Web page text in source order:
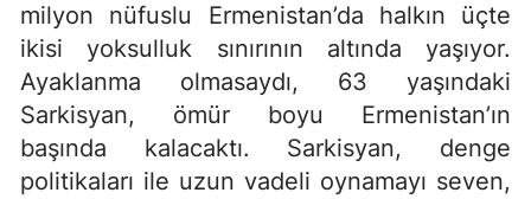
milyon nüfuslu Ermenistan’da halkın üçte
ikisi yoksulluk sınırının altında yaşıyor.
Ayaklanma olmasaydı, 63 yaşındaki
Sarkisyan, ömür boyu Ermenistan’ın
başında kalacaktı. Sarkisyan, denge
politikaları ile uzun vadeli oynamayı seven,